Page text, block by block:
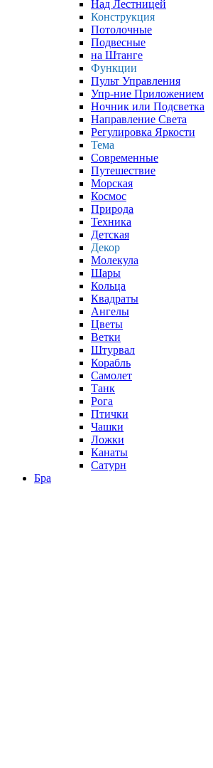
Над Лестницей
Конструкция
Потолочные
Подвесные
на Штанге
Функции
Пульт Управления
Упр-ние Приложением
Ночник или Подсветка
Направление Света
Регулировка Яркости
Тема
Современные
Путешествие
Морская
Космос
Природа
Техника
Детская
Декор
Молекула
Шары
Кольца
Квадраты
Ангелы
Цветы
Ветки
Штурвал
Корабль
Самолет
Танк
Рога
Птички
Чашки
Ложки
Канаты
Сатурн
Бра